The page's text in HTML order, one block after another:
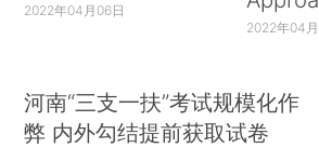
2022年04月06日
2022年04月
河南“三支一扶”考试规模化作
弊 内外勾结提前获取试卷